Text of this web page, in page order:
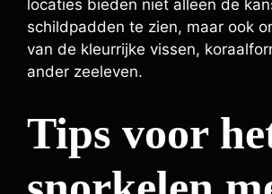
locaties bieden niet alleen de
schildpadden te zien, maar ook
van de kleurrijke vissen,
ander zeeleven.
Tips voor